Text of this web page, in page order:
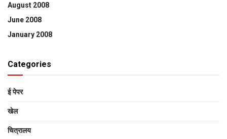
August 2008
June 2008
January 2008
Categories
ई पेपर
खेल
चित्रालय